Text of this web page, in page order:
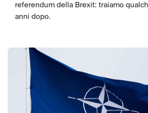
referendum della Brexit: traiamo
anni dopo.